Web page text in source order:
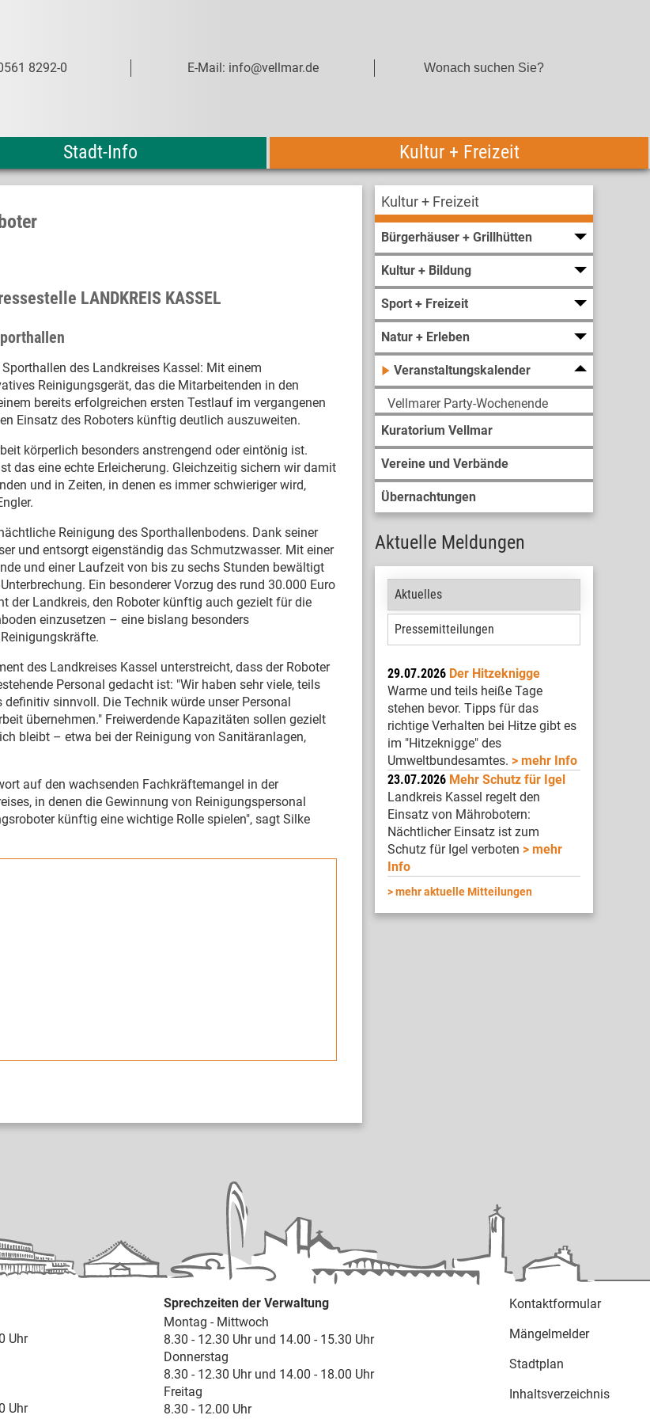
8292-0 E-Mail: info@vellmar.de
Stadt-Info Kultur + Freizeit
Kultur + Freizeit
Bürgerhäuser + Grillhütten
Kultur + Bildung
Sport + Freizeit
Natur + Erleben
Veranstaltungskalender
Vellmarer Party-Wochenende
Kuratorium Vellmar
Vereine und Verbände
Übernachtungen
Aktuelle Meldungen
Aktuelles
Pressemitteilungen
29.07.2026 Der Hitzeknigge
Warme und teils heiße Tage
stehen bevor. Tipps für das
richtige Verhalten bei Hitze gibt es
im "Hitzeknigge" des
Umweltbundesamtes.
mehr Info
23.07.2026 Mehr Schutz für Igel
Landkreis Kassel regelt den
Einsatz von Mährobotern:
Nächtlicher Einsatz ist zum
Schutz für Igel verboten
mehr
Info
mehr aktuelle Mitteilungen
LANDKREIS KASSEL
des Landkreises Kassel: Mit einem
Reinigungsgerät, das die Mitarbeitenden in den
bereits erfolgreichen ersten Testlauf im vergangenen
Einsatz des Roboters künftig deutlich auszuweiten.
körperlich besonders anstrengend oder eintönig ist.
das eine echte Erleicherung. Gleichzeitig sichern wir damit
und in Zeiten, in denen es immer schwieriger wird,
Reinigung des Sporthallenbodens. Dank seiner
und entsorgt eigenständig das Schmutzwasser. Mit einer
und einer Laufzeit von bis zu sechs Stunden bewältigt
Ein besonderer Vorzug des rund 30.000 Euro
der Landkreis, den Roboter künftig auch gezielt für die
einzusetzen – eine bislang besonders
des Landkreises Kassel unterstreicht, dass der Roboter
Personal gedacht ist: "Wir haben sehr viele, teils
sinnvoll. Die Technik würde unser Personal
übernehmen." Freiwerdende Kapazitäten sollen gezielt
bleibt – etwa bei der Reinigung von Sanitäranlagen,
auf den wachsenden Fachkräftemangel in der
in denen die Gewinnung von Reinigungspersonal
künftig eine wichtige Rolle spielen", sagt Silke
Uhr
Uhr
Sprechzeiten der Verwaltung
Montag - Mittwoch
8.30 - 12.30 Uhr und 14.00 - 15.30 Uhr
Donnerstag
8.30 - 12.30 Uhr und 14.00 - 18.00 Uhr
Freitag
8.30 - 12.00 Uhr
Kontaktformular
Mängelmelder
Stadtplan
Inhaltsverzeichnis